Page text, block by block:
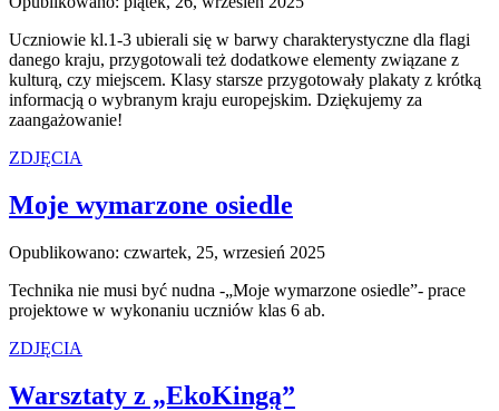
Uczniowie kl.1-3 ubierali się w barwy charakterystyczne dla flagi
danego kraju, przygotowali też dodatkowe elementy związane z
kulturą, czy miejscem. Klasy starsze przygotowały plakaty z krótką
informacją o wybranym kraju europejskim. Dziękujemy za
zaangażowanie!
ZDJĘCIA
Moje wymarzone osiedle
Opublikowano: czwartek, 25, wrzesień 2025
Technika nie musi być nudna -„Moje wymarzone osiedle”- prace
projektowe w wykonaniu uczniów klas 6 ab.
ZDJĘCIA
Warsztaty z „EkoKingą”